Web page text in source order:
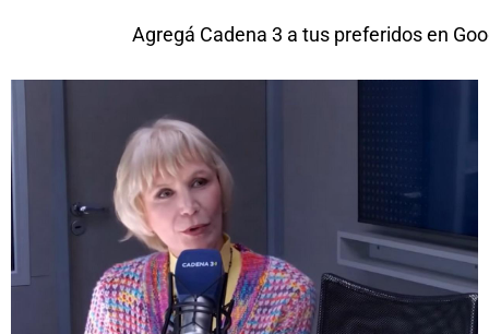
Agregá Cadena 3 a tus preferidos en